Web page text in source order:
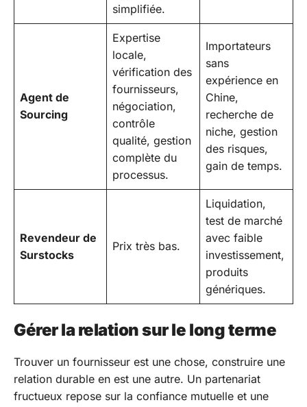
simplifiée.
Agent de
Sourcing
Expertise
locale,
vérification des
fournisseurs,
négociation,
contrôle
qualité, gestion
complète du
processus.
Importateurs
sans
expérience en
Chine,
recherche de
niche, gestion
des risques,
gain de temps.
Revendeur de
Surstocks
Prix très bas.
Liquidation,
test de marché
avec faible
investissement,
produits
génériques.
Gérer la relation sur le long terme
Trouver un fournisseur est une chose, construire une
relation durable en est une autre. Un partenariat
fructueux repose sur la confiance mutuelle et une